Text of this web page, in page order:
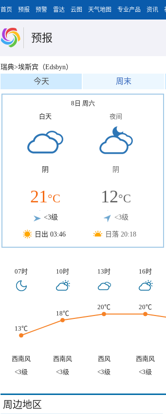
首页 预报 预警 雷达 云图 天气地图 专业产品 资讯
预报
瑞典>埃斯宾（Edsbyn）
今天 周末
8日 周六
白天
阴
21°C
<3级
日出 03:46
夜间
阴
12°C
<3级
日落 20:18
07时 10时 13时 16时
13℃
18℃
20℃
20℃
西南风 西南风 西风 西南风
<3级
<3级 <3级 <3级
周边地区